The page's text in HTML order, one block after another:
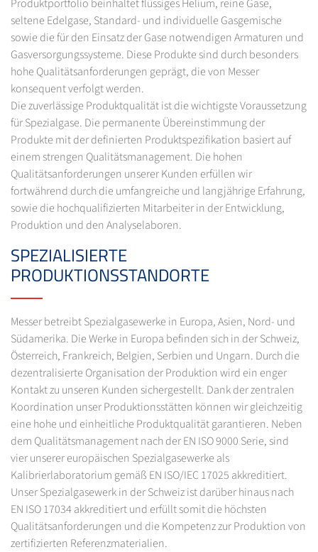
Produktportfolio beinhaltet flüssiges Helium, reine Gase,
seltene Edelgase, Standard- und individuelle Gasgemische
sowie die für den Einsatz der Gase notwendigen Armaturen und
Gasversorgungssysteme. Diese Produkte sind durch besonders
hohe Qualitätsanforderungen geprägt, die von Messer
konsequent verfolgt werden.
Die zuverlässige Produktqualität ist die wichtigste Voraussetzung
für Spezialgase. Die permanente Übereinstimmung der
Produkte mit der definierten Produktspezifikation basiert auf
einem strengen Qualitätsmanagement. Die hohen
Qualitätsanforderungen unserer Kunden erfüllen wir
fortwährend durch die umfangreiche und langjährige Erfahrung,
sowie die hochqualifizierten Mitarbeiter in der Entwicklung,
Produktion und den Analyselaboren.
SPEZIALISIERTE
PRODUKTIONSSTANDORTE
Messer betreibt Spezialgasewerke in Europa, Asien, Nord- und
Südamerika. Die Werke in Europa befinden sich in der Schweiz,
Österreich, Frankreich, Belgien, Serbien und Ungarn. Durch die
dezentralisierte Organisation der Produktion wird ein enger
Kontakt zu unseren Kunden sichergestellt. Dank der zentralen
Koordination unser Produktionsstätten können wir gleichzeitig
eine hohe und einheitliche Produktqualität garantieren. Neben
dem Qualitätsmanagement nach der EN ISO 9000 Serie, sind
vier unserer europäischen Spezialgasewerke als
Kalibrierlaboratorium gemäß EN ISO/IEC 17025 akkreditiert.
Unser Spezialgasewerk in der Schweiz ist darüber hinaus nach
EN ISO 17034 akkreditiert und erfüllt somit die höchsten
Qualitätsanforderungen und die Kompetenz zur Produktion von
zertifizierten Referenzmaterialien.